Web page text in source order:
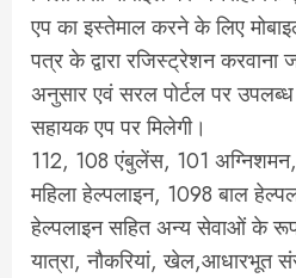
एप का इस्तेमाल करने के लिए
पत्र के द्वारा रजिस्ट्रेशन करवाना
अनुसार एवं सरल पोर्टल पर
सहायक एप पर मिलेगी।
112, 108 एंबुलेंस, 101
महिला हेल्पलाइन, 1098 बाल
हेल्पलाइन सहित अन्य सेवाओं के रूप
यात्रा, नौकरियां, खेल,आधारभूत